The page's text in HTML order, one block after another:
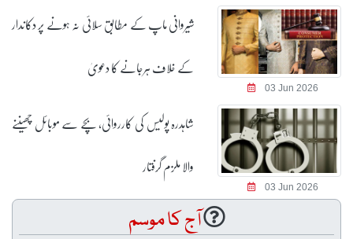
03 Jun 2026
شیروانی ماپ کے مطابق سلائی نہ ہونے پر دکاندار
کے خلاف ہرجانے کا دعویٰ
03 Jun 2026
شاہدرہ پولیس کی کارروائی، بچے سے موبائل چھیننے
والا ملزم گرفتار
آج کا موسم